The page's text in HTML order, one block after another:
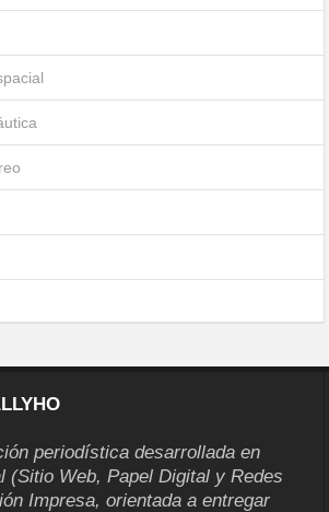
periodística desarrollada en
(Sitio Web, Papel Digital y Redes
Impresa, orientada a entregar